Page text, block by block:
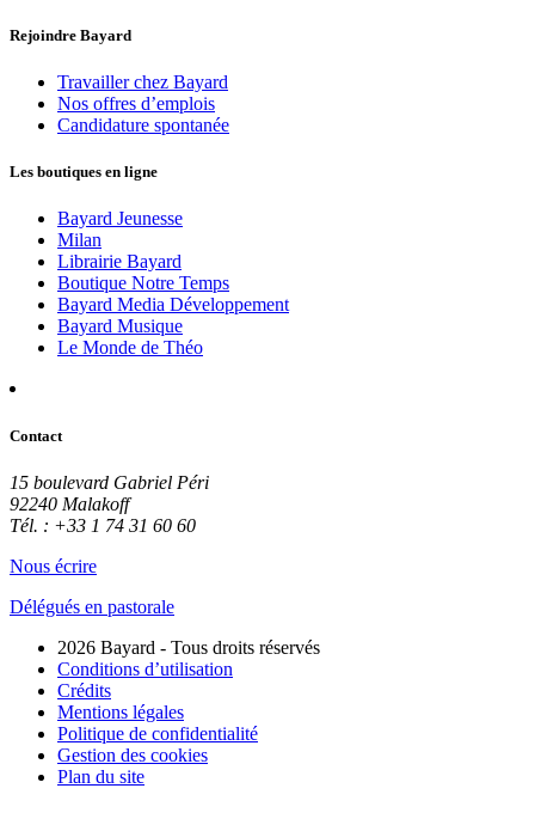
Rejoindre Bayard
Travailler chez Bayard
Nos offres d’emplois
Candidature spontanée
Les boutiques en ligne
Bayard Jeunesse
Milan
Librairie Bayard
Boutique Notre Temps
Bayard Media Développement
Bayard Musique
Le Monde de Théo
Contact
15 boulevard Gabriel Péri
92240 Malakoff
Tél. : +33 1 74 31 60 60
Nous écrire
Délégués en pastorale
2026 Bayard - Tous droits réservés
Conditions d’utilisation
Crédits
Mentions légales
Politique de confidentialité
Gestion des cookies
Plan du site